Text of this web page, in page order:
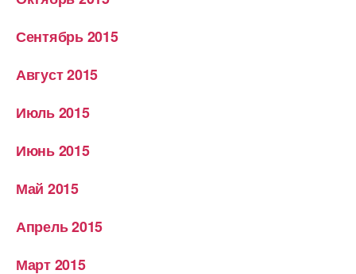
Сентябрь 2015
Август 2015
Июль 2015
Июнь 2015
Май 2015
Апрель 2015
Март 2015